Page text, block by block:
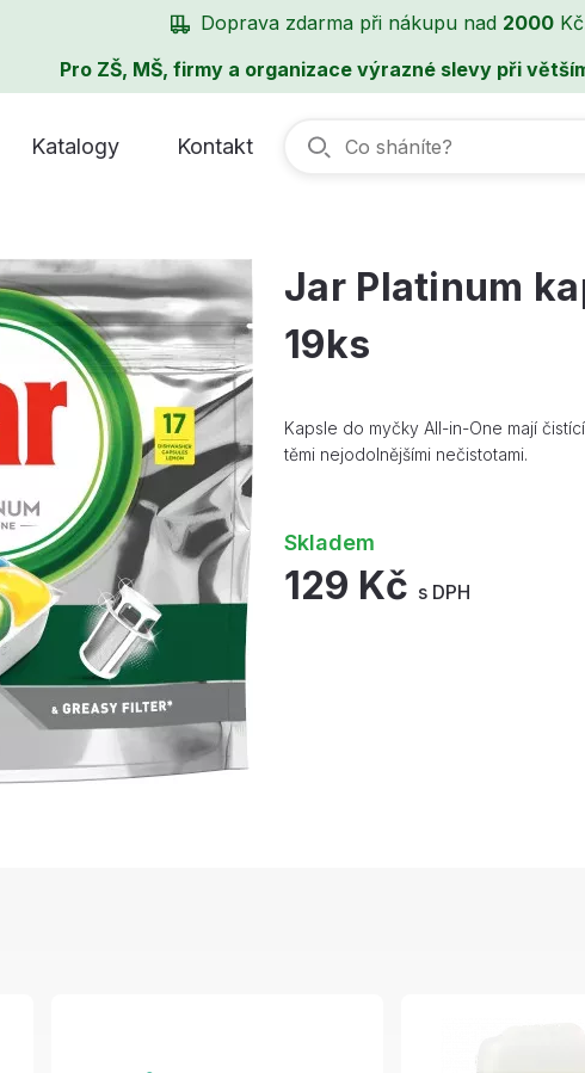
Doprava zdarma při nákupu nad 2000
Pro ZŠ, MŠ, firmy a organizace výrazné slevy při
Katalogy Kontakt
Jar Platinum
19ks
Kapsle do myčky All-in-One mají
těmi nejodolnějšími nečistotami.
Skladem
129 Kč s DPH